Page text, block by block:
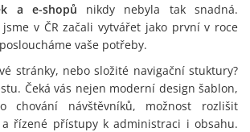
a e-shopů nikdy nebyla tak snadná.
jsme v ČR začali vytvářet jako první v roce
vaše potřeby.
stránky, nebo složité navigační stuktury?
Čeká vás nejen moderní design šablon,
návštěvníků, možnost rozlišit
a řízené přístupy k administraci i obsahu.